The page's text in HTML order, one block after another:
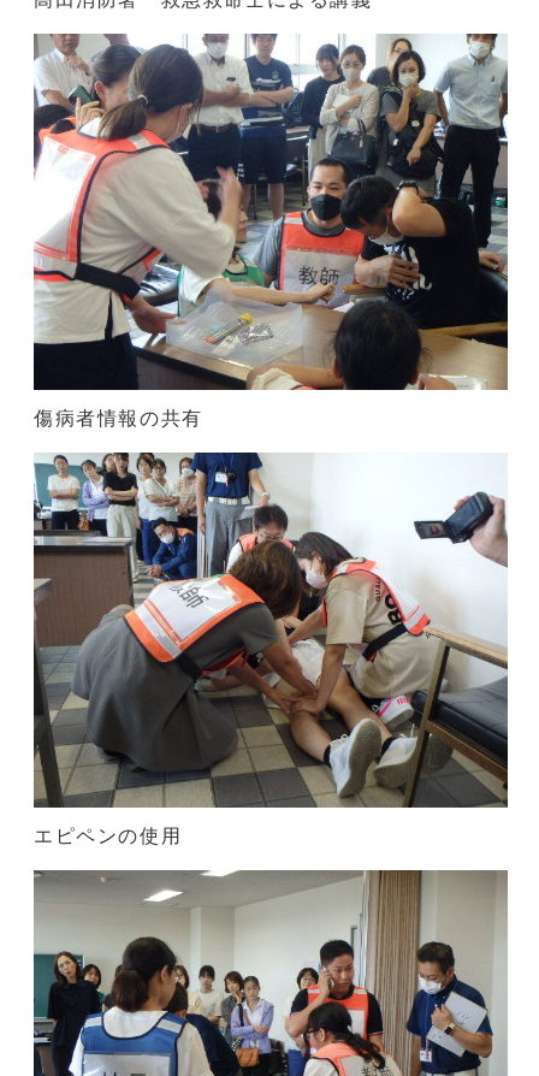
傷病者情報の共有
エピペンの使用